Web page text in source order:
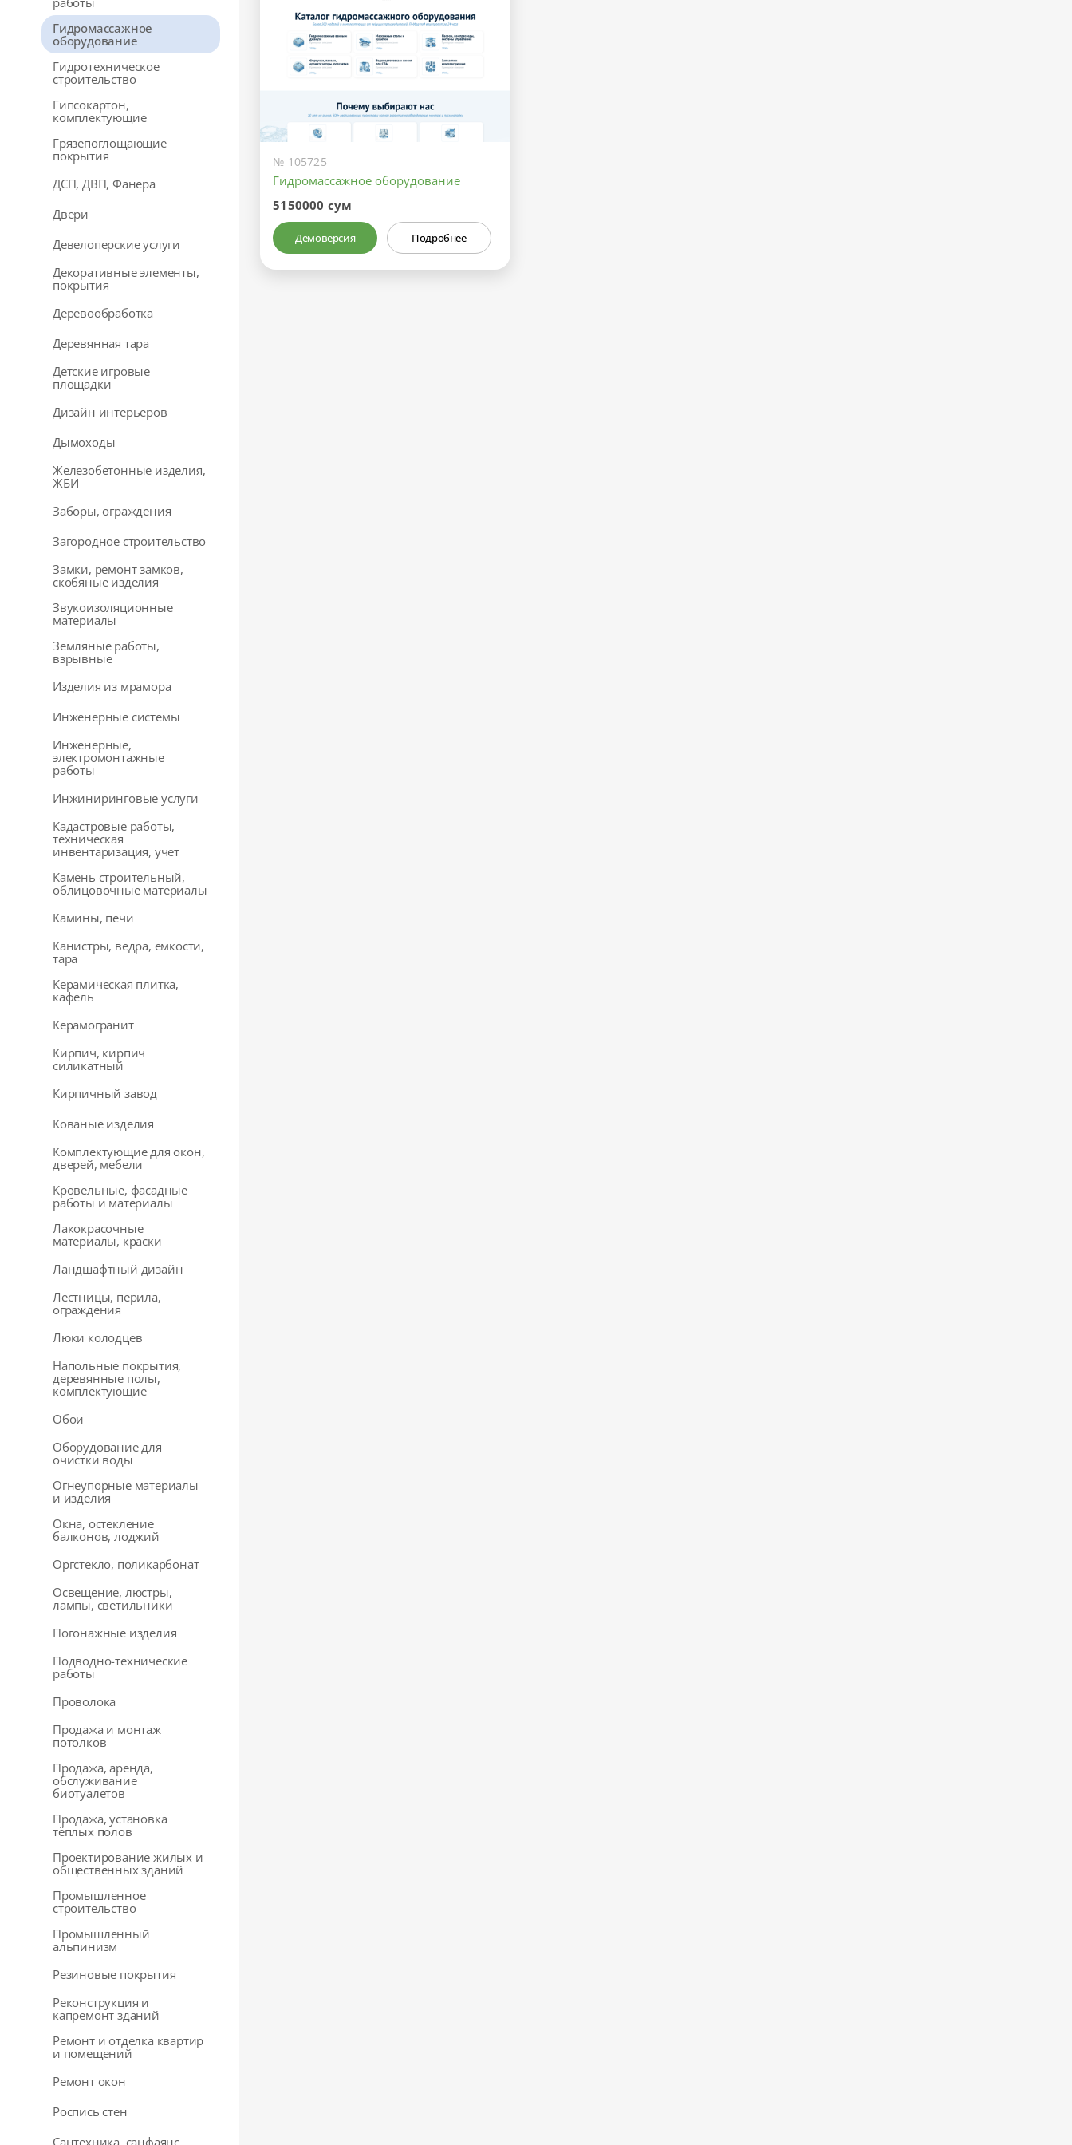
Гидромассажное
оборудование
Гидротехническое
строительство
Гипсокартон,
комплектующие
Грязепоглощающие
покрытия
ДСП, ДВП, Фанера
Двери
Девелоперские услуги
Декоративные элементы,
покрытия
Деревообработка
Деревянная тара
Детские игровые
площадки
Дизайн интерьеров
Дымоходы
Железобетонные изделия,
ЖБИ
Заборы, ограждения
Загородное строительство
Замки, ремонт замков,
скобяные изделия
Звукоизоляционные
материалы
Земляные работы,
взрывные
Изделия из мрамора
Инженерные системы
Инженерные,
электромонтажные
работы
Инжиниринговые услуги
Кадастровые работы,
техническая
инвентаризация, учет
Камень строительный,
облицовочные материалы
Камины, печи
Канистры, ведра, емкости,
тара
Керамическая плитка,
кафель
Керамогранит
Кирпич, кирпич
силикатный
Кирпичный завод
Кованые изделия
Комплектующие для окон,
дверей, мебели
Кровельные, фасадные
работы и материалы
Лакокрасочные
материалы, краски
Ландшафтный дизайн
Лестницы, перила,
ограждения
Люки колодцев
Напольные покрытия,
деревянные полы,
комплектующие
Обои
Оборудование для
очистки воды
Огнеупорные материалы
и изделия
Окна, остекление
балконов, лоджий
Оргстекло, поликарбонат
Освещение, люстры,
лампы, светильники
Погонажные изделия
Подводно-технические
работы
Проволока
Продажа и монтаж
потолков
Продажа, аренда,
обслуживание
биотуалетов
Продажа, установка
тёплых полов
Проектирование жилых и
общественных зданий
Промышленное
строительство
Промышленный
альпинизм
Резиновые покрытия
Реконструкция и
капремонт зданий
Ремонт и отделка квартир
и помещений
Ремонт окон
Роспись стен
Сантехника, санфаянс
№ 105725
Гидромассажное оборудование
5150000 сум
Демоверсия Подробнее